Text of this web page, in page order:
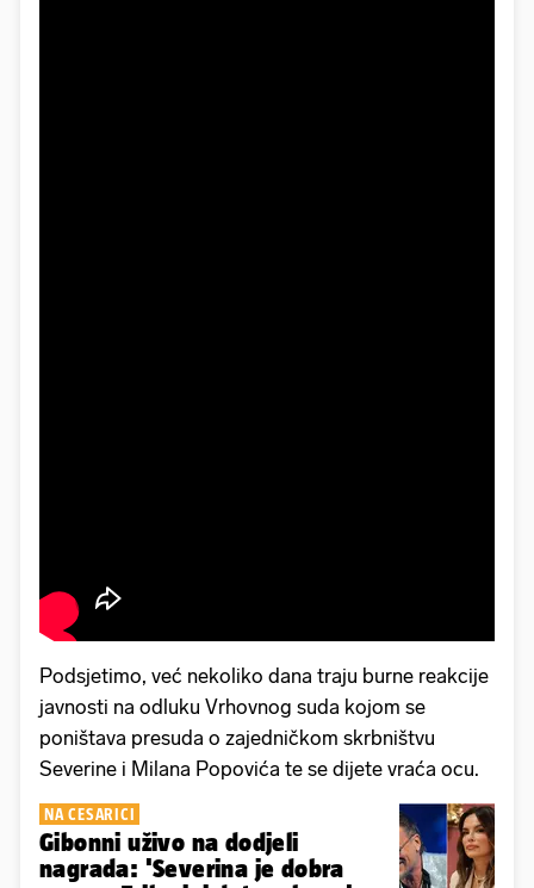
Podsjetimo, već nekoliko dana traju burne reakcije
javnosti na odluku Vrhovnog suda kojom se
poništava presuda o zajedničkom skrbništvu
Severine i Milana Popovića te se dijete vraća ocu.
NA CESARICI
Gibonni uživo na dodjeli
nagrada: 'Severina je dobra